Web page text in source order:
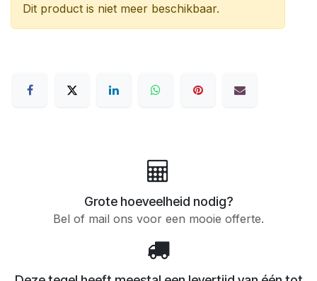
Dit product is niet meer beschikbaar.
Grote hoeveelheid nodig?
Bel of mail ons voor een mooie offerte.